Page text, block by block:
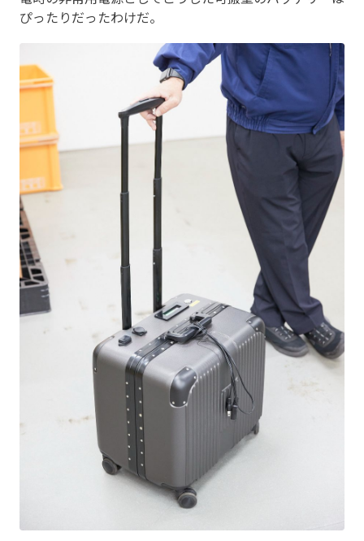
ぴったりだったわけだ。